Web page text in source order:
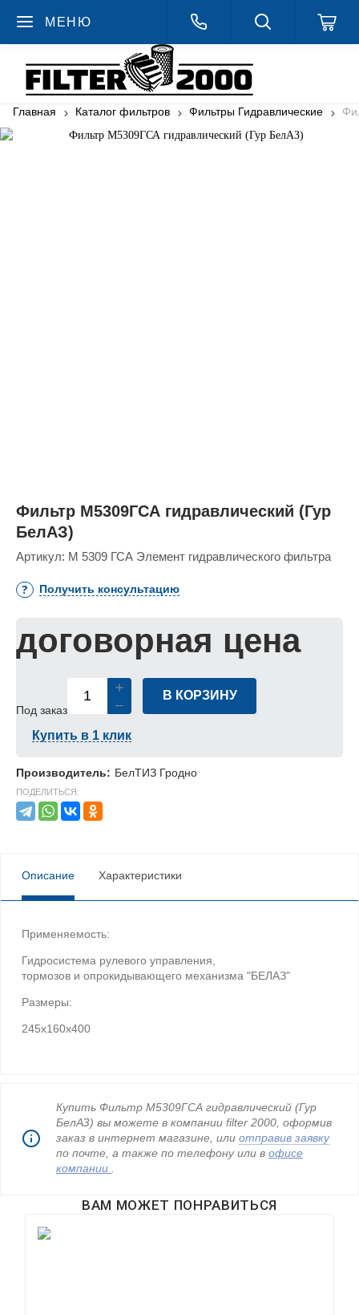
МЕНЮ
Главная Каталог фильтров Фильтры Гидравлические
Фильтр М5309ГСА гидравлический (Гур
БелАЗ)
Артикул: М 5309 ГСА Элемент гидравлического фильтра
Получить консультацию
договорная цена
Под заказ
В КОРЗИНУ
Купить в 1 клик
Производитель: БелТИЗ Гродно
ПОДЕЛИТЬСЯ:
Описание Характеристики
Применяемость:
Гидросистема рулевого управления,
тормозов и опрокидывающего механизма "БЕЛАЗ"
Размеры:
245х160х400
Купить Фильтр М5309ГСА гидравлический (Гур
БелАЗ) вы можете в компании filter 2000, оформив
заказ в интернет магазине, или отправив заявку
по почте, а также по телефонуили в офисе
компании
ВАМ МОЖЕТ ПОНРАВИТЬСЯ